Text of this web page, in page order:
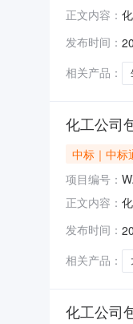
正文内容：
发布时间：
相关产品：
化工公司
中标｜中标
项目编号：
正文内容：
发布时间：
相关产品：
化工公司